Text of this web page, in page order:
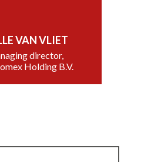
VAN VLIET
director,
Holding B.V.